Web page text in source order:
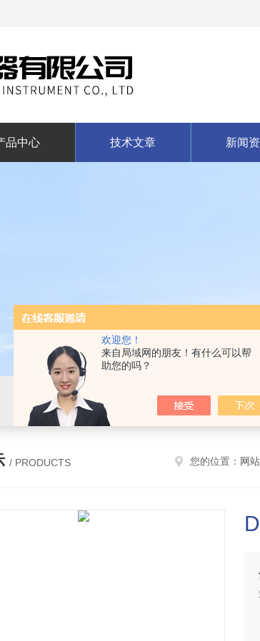
欢迎您！
来自局域网的朋友！有什么可以帮
助您的吗？
品中心 技术文章 新闻
/ PRODUCTS 您的位置： 网